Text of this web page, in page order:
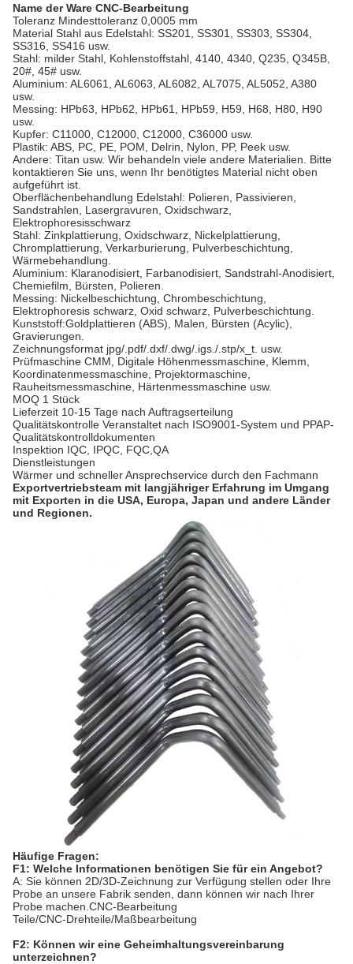
Name der Ware CNC-Bearbeitung
Toleranz Mindesttoleranz 0,0005 mm
Material Stahl aus Edelstahl: SS201, SS301, SS303, SS304,
SS316, SS416 usw.
Stahl: milder Stahl, Kohlenstoffstahl, 4140, 4340, Q235, Q345B,
20#, 45# usw.
Aluminium: AL6061, AL6063, AL6082, AL7075, AL5052, A380
usw.
Messing: HPb63, HPb62, HPb61, HPb59, H59, H68, H80, H90
usw.
Kupfer: C11000, C12000, C12000, C36000 usw.
Plastik: ABS, PC, PE, POM, Delrin, Nylon, PP, Peek usw.
Andere: Titan usw. Wir behandeln viele andere Materialien. Bitte
kontaktieren Sie uns, wenn Ihr benötigtes Material nicht oben
aufgeführt ist.
Oberflächenbehandlung Edelstahl: Polieren, Passivieren,
Sandstrahlen, Lasergravuren, Oxidschwarz,
Elektrophoresisschwarz
Stahl: Zinkplattierung, Oxidschwarz, Nickelplattierung,
Chromplattierung, Verkarburierung, Pulverbeschichtung,
Wärmebehandlung.
Aluminium: Klaranodisiert, Farbanodisiert, Sandstrahl-Anodisiert,
Chemiefilm, Bürsten, Polieren.
Messing: Nickelbeschichtung, Chrombeschichtung,
Elektrophoresis schwarz, Oxid schwarz, Pulverbeschichtung.
Kunststoff:Goldplattieren (ABS), Malen, Bürsten (Acylic),
Gravierungen.
Zeichnungsformat jpg/.pdf/.dxf/.dwg/.igs./.stp/x_t. usw.
Prüfmaschine CMM, Digitale Höhenmessmaschine, Klemm,
Koordinatenmessmaschine, Projektormaschine,
Rauheitsmessmaschine, Härtenmessmaschine usw.
MOQ 1 Stück
Lieferzeit 10-15 Tage nach Auftragserteilung
Qualitätskontrolle Veranstaltet nach ISO9001-System und PPAP-
Qualitätskontrolldokumenten
Inspektion IQC, IPQC, FQC,QA
Dienstleistungen
Wärmer und schneller Ansprechservice durch den Fachmann
Exportvertriebsteam mit langjähriger Erfahrung im Umgang
mit Exporten in die USA, Europa, Japan und andere Länder
und Regionen.
Häufige Fragen:
F1: Welche Informationen benötigen Sie für ein Angebot?
A: Sie können 2D/3D-Zeichnung zur Verfügung stellen oder Ihre
Probe an unsere Fabrik senden, dann können wir nach Ihrer
Probe machen.CNC-Bearbeitung
Teile/CNC-Drehteile/Maßbearbeitung
F2: Können wir eine Geheimhaltungsvereinbarung
unterzeichnen?